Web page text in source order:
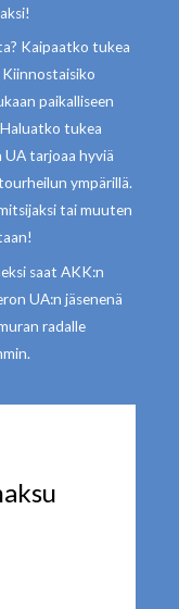
Kaipaatko tukea
Kiinnostaisiko
paikalliseen
tukea
tarjoaa hyviä
ympärillä.
tai muuten
saat AKK:n
UA:n jäsenenä
radalle